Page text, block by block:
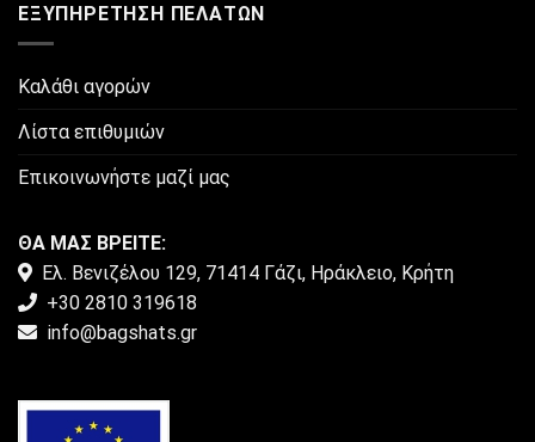
ΕΞΥΠΗΡΈΤΗΣΗ ΠΕΛΑΤΏΝ
Καλάθι αγορών
Λίστα επιθυμιών
Επικοινωνήστε μαζί μας
ΘΑ ΜΑΣ ΒΡΕΙΤΕ:
Ελ. Βενιζέλου 129, 71414 Γάζι, Ηράκλειο, Κρήτη
+30 2810 319618
info@bagshats.gr